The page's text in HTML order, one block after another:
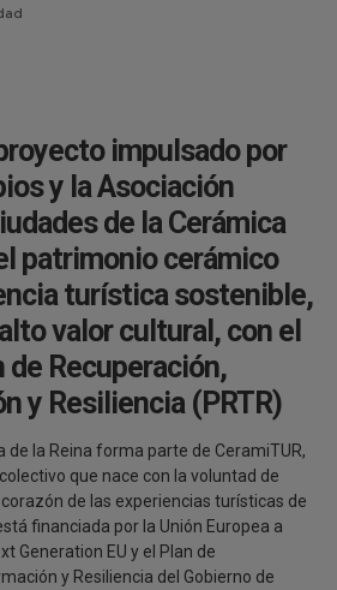
impulsado por
y la Asociación
de la Cerámica
patrimonio cerámico
turística sostenible,
valor cultural, con el
de Recuperación,
y Resiliencia (PRTR)
de la Reina forma parte de CeramiTUR,
que nace con la voluntad de
de las experiencias turísticas de
financiada por la Unión Europea a
Generation EU y el Plan de
y Resiliencia del Gobierno de